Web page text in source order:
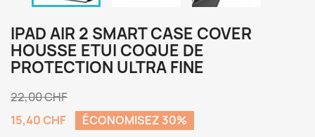
IPAD AIR 2 SMART CASE COVER
HOUSSE ETUI COQUE DE
PROTECTION ULTRA FINE
22,00 CHF
15,40 CHF
ÉCONOMISEZ 30%